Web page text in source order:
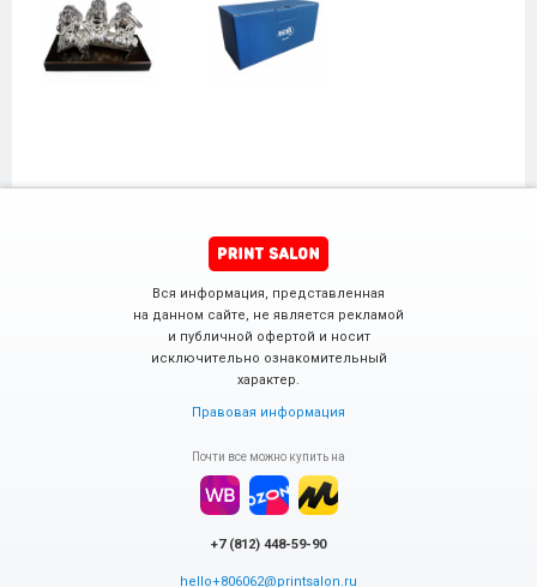
Вся информация, представленная
на данном сайте, не является рекламой
и публичной офертой и носит
исключительно ознакомительный
характер.
Правовая информация
Почти все можно купить на
+7 (812) 448-59-90
hello+806062@printsalon.ru